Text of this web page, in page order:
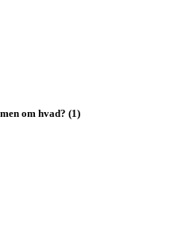
om hvad? (1)